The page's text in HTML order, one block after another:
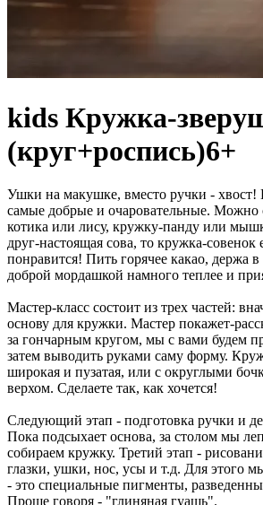
kids Кружка-
(круг+роспись)6+
Ушки на макушке, вместо ручки -
самые добрые и очаровательные. Можно
котика или лису, кружку-панду или
друг-настоящая сова, то кружка-совенок
понравится! Пить горячее какао, держа
доброй мордашкой намного теплее и
Мастер-класс состоит из трех частей:
основу для кружки. Мастер покажет-
за гончарным кругом, мы с вами будем
затем выводить руками саму форму.
широкая и пузатая, или с округлыми
верхом. Сделаете так, как хочется!
Следующий этап - подготовка ручки и
Пока подсыхает основа, за столом мы
собираем кружку. Третий этап -
глазки, ушки, нос, усы и т.д. Для этого
- это специальные пигменты,
Проще говоря - "глиняная гуашь".